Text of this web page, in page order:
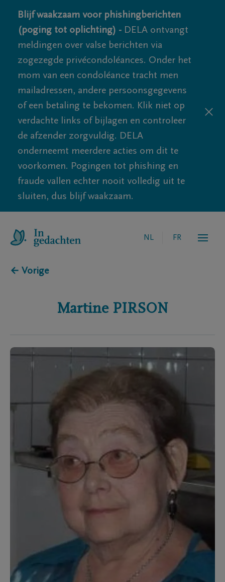
Blijf waakzaam voor phishingberichten
(poging tot oplichting) - DELA ontvangt
meldingen over valse berichten via
zogezegde privécondoléances. Onder het
mom van een condoléance tracht men
mailadressen, andere persoonsgegevens
of een betaling te bekomen. Klik niet op
verdachte links of bijlagen en controleer
de afzender zorgvuldig. DELA
onderneemt meerdere acties om dit te
voorkomen. Pogingen tot phishing en
fraude vallen echter nooit volledig uit te
sluiten, dus blijf waakzaam.
NL FR
← Vorige
Martine PIRSON